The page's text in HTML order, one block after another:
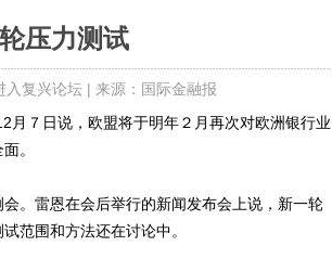
压力测试
入复兴论坛| 来源：国际金融报
７日说，欧盟将于明年２月再次对欧洲银行业
。
雷恩在会后举行的新闻发布会上说，新一轮
范围和方法还在讨论中。